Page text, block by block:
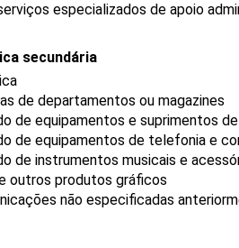
especializados de apoio
secundária
de departamentos ou magazines
de equipamentos e suprimentos
de equipamentos de telefonia e
de instrumentos musicais e
outros produtos gráficos
não especificadas